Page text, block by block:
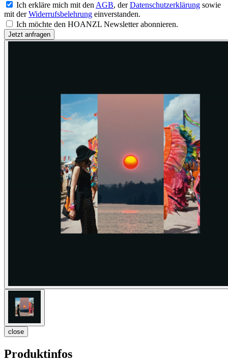
Ich erkläre mich mit den AGB, derDatenschutzerklärung sowie
mit derWiderrufsbelehrung einverstanden.
Ich möchte den HOANZL Newsletter abonnieren.
close
Produktinfos